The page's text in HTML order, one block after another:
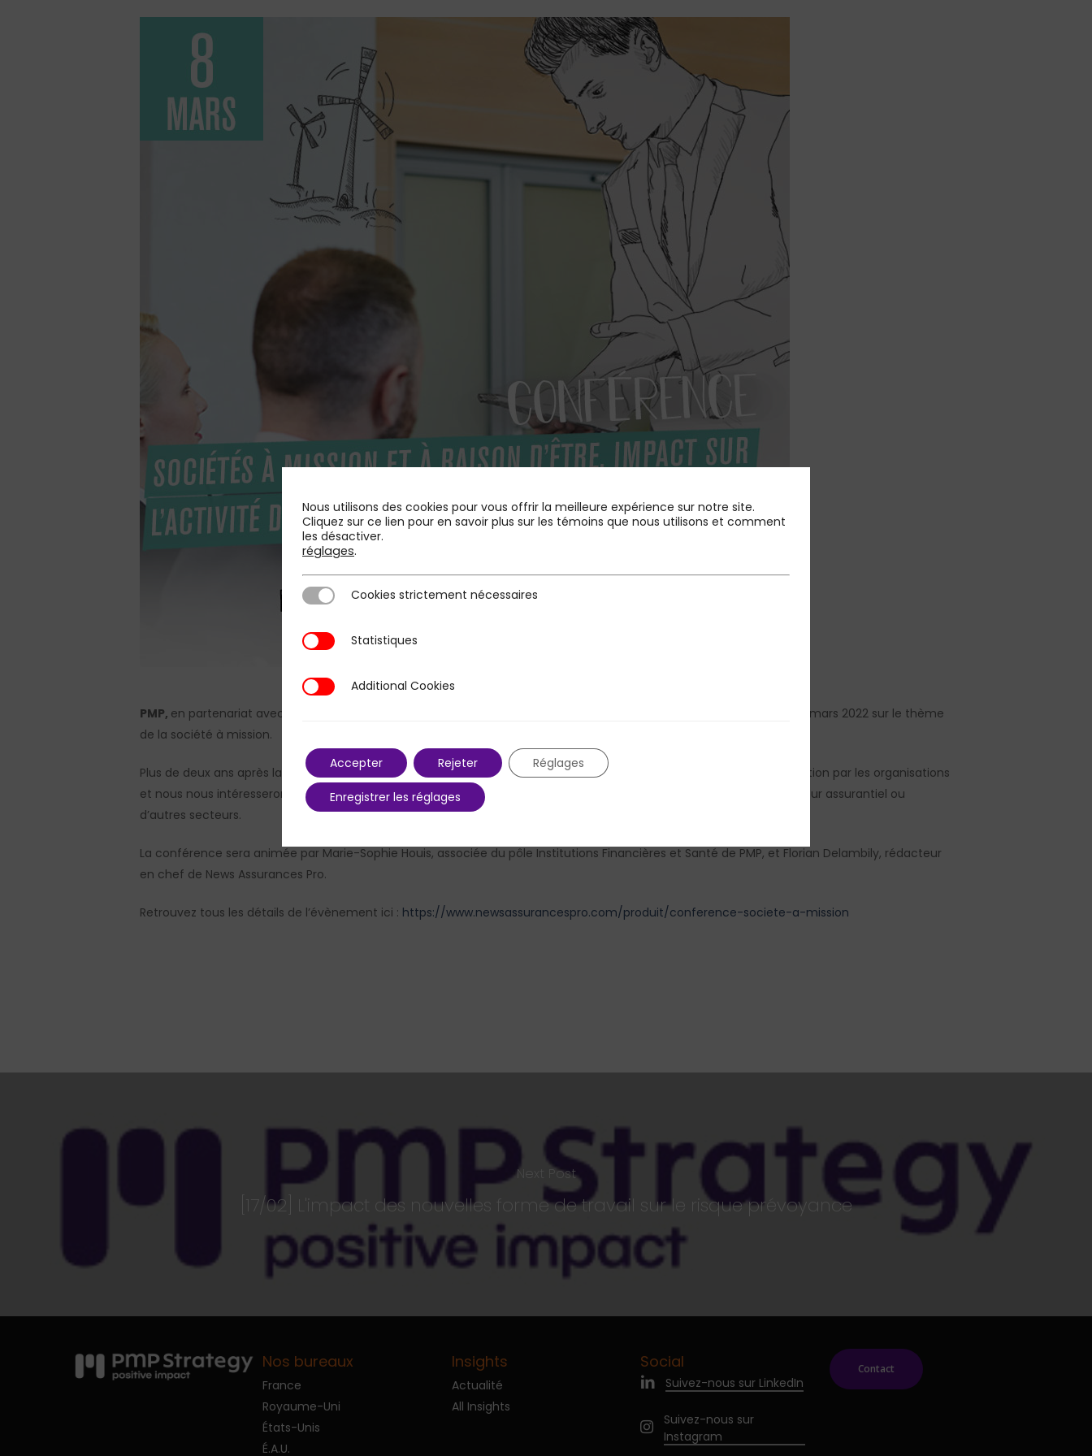
Hit enter to search or ESC to close
PMP, en partenariat avec le cabinet Le Play, societeamission.com et le Cercle Lab,
organise sa prochaine réunion le 8 mars 2022 sur le thème
de la société à mission.
Plus de deux ans après la publication du décret d’application de la loi Pacte, nous dresserons le bilan de son appropriation par les organisations
et nous nous intéresserons aux impacts et perspectives de ce mouvement avec une dizaine d’acteurs issus du secteur assurantiel ou
d’autres secteurs.
La conférence sera animée par Marie-Sophie Houis, associée du pôle Institutions Financières et Santé de PMP, et Florian Delambily, rédacteur
en chef de News Assurances Pro.
Retrouvez tous les détails de l’évènement ici : https://www.newsassurancespro.com/produit/conference-societe-a-mission
Next Post
[17/02] L'impact des nouvelles forme de travail sur le risque prévoyance
Nos bureaux
France
Royaume-Uni
États-Unis
É.A.U.
Insights
Actualité
All Insights
Social
Suivez-nous sur LinkedIn
Suivez-nous sur
Instagram
Contact
Nous utilisons des cookies pour vous offrir la meilleure expérience sur notre site.
Cliquez sur ce lien pour en savoir plus sur les témoins que nous utilisons et comment
les désactiver.
réglages.
Cookies strictement nécessaires
Cookies strictement nécessaires
StatistiquesStatistiques
Additional Cookies
Additional Cookies
Accepter Rejeter Réglages
Enregistrer les réglages